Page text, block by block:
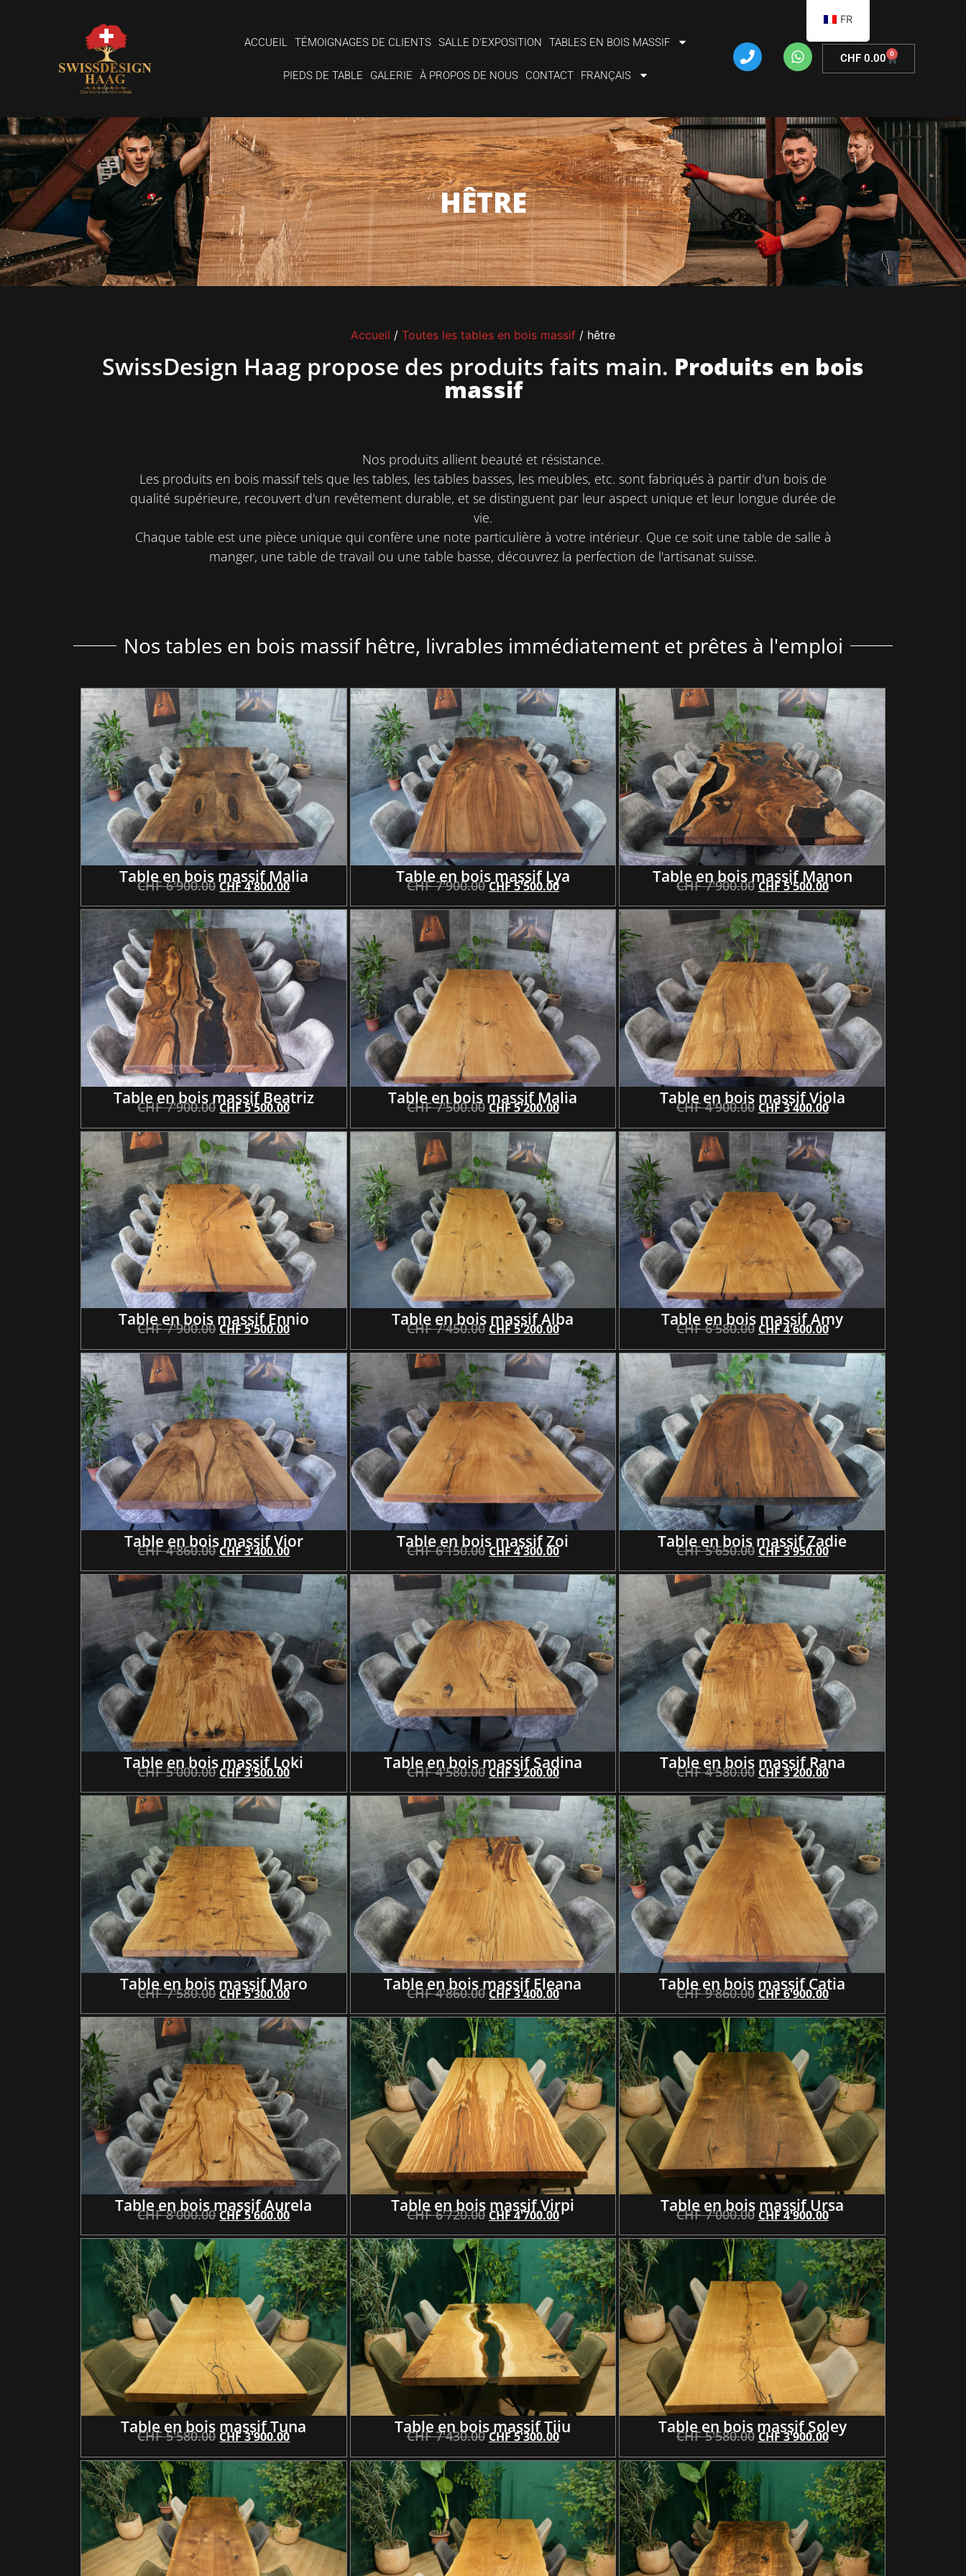
ACCUEIL TÉMOIGNAGES DE CLIENTS SALLE D'EXPOSITION TABLES EN BOIS MASSIF
PIEDS DE TABLE GALERIE À PROPOS DE NOUS CONTACT FRANÇAIS
CHF0.00 0
HÊTRE
Accueil / Toutes les tables en bois massif / hêtre
SwissDesign Haag propose des produits faits main. Produits en bois
massif
Nos produits allient beauté et résistance.
Les produits en bois massif tels que les tables, les tables basses, les meubles, etc. sont fabriqués à partir d'un bois de
qualité supérieure, recouvert d'un revêtement durable, et se distinguent par leur aspect unique et leur longue durée de
vie.
Chaque table est une pièce unique qui confère une note particulière à votre intérieur. Que ce soit une table de salle à
manger, une table de travail ou une table basse, découvrez la perfection de l'artisanat suisse.
Nos tables en bois massif hêtre, livrables immédiatement et prêtes à l'emploi
Table en bois massif Malia
CHF6'900.00 CHF4'800.00 Table en bois massif Lya
CHF7'900.00 CHF5'500.00 Table en bois massif Manon
CHF7'900.00 CHF5'500.00
Table en bois massif Beatriz
CHF7'900.00 CHF5'500.00 Table en bois massif Malia
CHF7'500.00 CHF5'200.00 Table en bois massif Viola
CHF4'900.00 CHF3'400.00
Table en bois massif Ennio
CHF7'900.00 CHF5'500.00 Table en bois massif Alba
CHF7'450.00 CHF5'200.00 Table en bois massif Amy
CHF6'580.00 CHF4'600.00
Table en bois massif Vior
CHF4'860.00 CHF3'400.00 Table en bois massif Zoi
CHF6'150.00 CHF4'300.00 Table en bois massif Zadie
CHF5'650.00 CHF3'950.00
Table en bois massif Loki
CHF5'000.00 CHF3'500.00 Table en bois massif Sadina
CHF4'580.00 CHF3'200.00 Table en bois massif Rana
CHF4'580.00 CHF3'200.00
Table en bois massif Maro
CHF7'580.00 CHF5'300.00 Table en bois massif Eleana
CHF4'860.00 CHF3'400.00 Table en bois massif Catia
CHF9'860.00 CHF6'900.00
Table en bois massif Aurela
CHF8'000.00 CHF5'600.00 Table en bois massif Virpi
CHF6'720.00 CHF4'700.00 Table en bois massif Ursa
CHF7'000.00 CHF4'900.00
Table en bois massif Tuna
CHF5'580.00 CHF3'900.00 Table en bois massif Tiiu
CHF7'430.00 CHF5'300.00 Table en bois massif Soley
CHF5'580.00 CHF3'900.00
FR